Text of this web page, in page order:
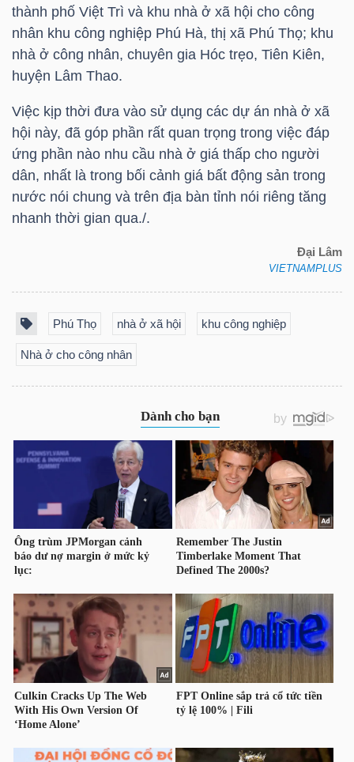
thành phố Việt Trì và khu nhà ở xã hội cho công
nhân khu công nghiệp Phú Hà, thị xã Phú Thọ; khu
nhà ở công nhân, chuyên gia Hóc trẹo, Tiên Kiên,
huyện Lâm Thao.
Việc kịp thời đưa vào sử dụng các dự án nhà ở xã
hội này, đã góp phần rất quan trọng trong việc đáp
ứng phần nào nhu cầu nhà ở giá thấp cho người
dân, nhất là trong bối cảnh giá bất động sản trong
nước nói chung và trên địa bàn tỉnh nói riêng tăng
nhanh thời gian qua./.
Đại Lâm
VIETNAMPLUS
Phú Thọ nhà ở xã hội khu công nghiệp
Nhà ở cho công nhân
YẾU
TIÊU
DÙNG
THIẾT
YẾU
CHÍNH
CÔNG
THÔNG
TIN
DỊCH
TRUYỀN